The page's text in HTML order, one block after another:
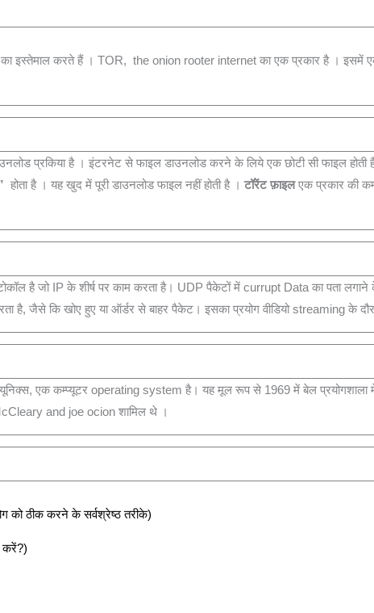
इस्‍तेमाल करते हैं । TOR, the onion rooter internet का एक प्रकार है । इसमें
प्रकिया है । इंटरनेट से फाइल डाउनलोड करने के लिये एक छोटी सी फाइल होती
होता है । यह खुद में पूरी डाउनलोड फाइल नहीं होती है । टॉरेंट फ़ाइलएक प्रकार की
है जो IP के शीर्ष पर काम करता है। UDP पैकेटों में currupt Data का पता
जैसे कि खोए हुए या ऑर्डर से बाहर पैकेट। इसका प्रयोग वीडियो streaming के
एक कम्प्यूटर operating system है। यह मूल रूप से 1969 में बेल प्रयोगशाला
and joe ocion शामिल थे ।
ठीक करने के सर्वश्रेष्ठ तरीके)